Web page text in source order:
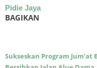
Pidie Jaya
BAGIKAN
Sukseskan Program Jum’at